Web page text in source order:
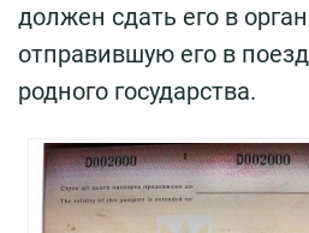
должен сдать его в
отправившую его в
родного государства.